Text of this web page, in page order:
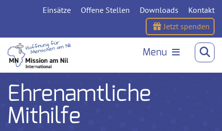
Einsätze Offene Stellen Downloads
Kontakt
Jetzt spenden
Menu
Ehrenamtliche
Mithilfe